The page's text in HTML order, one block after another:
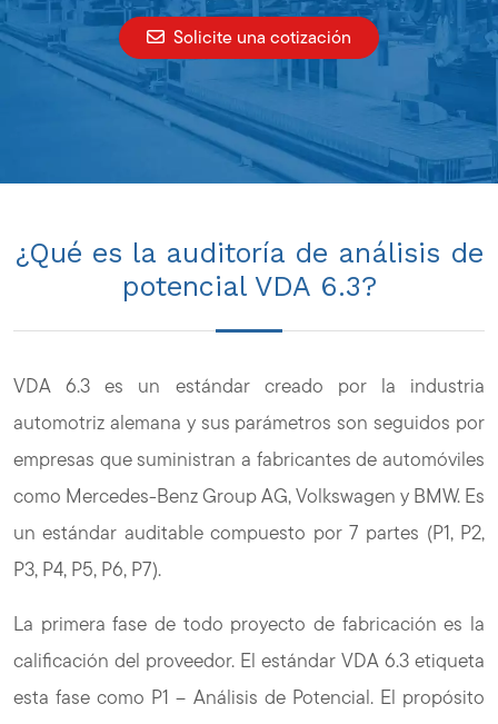
Solicite una cotización
¿Qué es la auditoría de análisis de
potencial VDA 6.3?
VDA 6.3 es un estándar creado por la industria
automotriz alemana y sus parámetros son seguidos por
empresas que suministran a fabricantes de automóviles
como Mercedes-Benz Group AG, Volkswagen y BMW. Es
un estándar auditable compuesto por 7 partes (P1, P2,
P3, P4, P5, P6, P7).
La primera fase de todo proyecto de fabricación es la
calificación del proveedor. El estándar VDA 6.3 etiqueta
esta fase como P1 – Análisis de Potencial. El propósito